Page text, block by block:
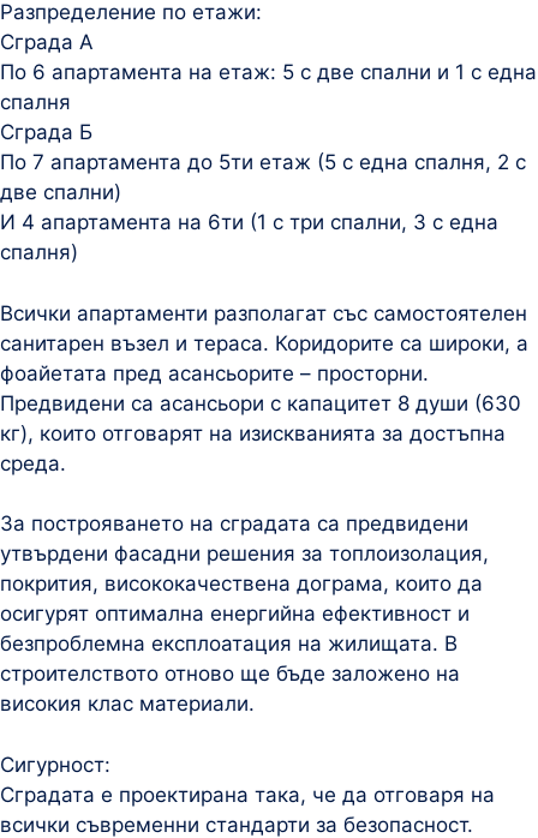
Разпределение по етажи:
Сграда А
По 6 апартамента на етаж: 5 с две спални и 1 с една
спалня
Сграда Б
По 7 апартамента до 5ти етаж (5 с една спалня, 2 с
две спални)
И 4 апартамента на 6ти (1 с три спални, 3 с една
спалня)
Всички апартаменти разполагат със самостоятелен
санитарен възел и тераса. Коридорите са широки, а
фоайетата пред асансьорите – просторни.
Предвидени са асансьори с капацитет 8 души (630
кг), които отговарят на изискванията за достъпна
среда.
За построяването на сградата са предвидени
утвърдени фасадни решения за топлоизолация,
покрития, висококачествена дограма, които да
осигурят оптимална енергийна ефективност и
безпроблемна експлоатация на жилищата. В
строителството отново ще бъде заложено на
високия клас материали.
Сигурност:
Сградата е проектирана така, че да отговаря на
всички съвременни стандарти за безопасност.